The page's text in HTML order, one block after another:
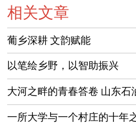
相关文章
葡乡深耕 文韵赋能
以笔绘乡野，以智助振兴
大河之畔的青春答卷 山东石
义诊实践队开展暑期“三下
一所大学与一个村庄的十